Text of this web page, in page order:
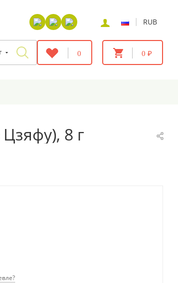
| RUB
0 0 ₽
8 г